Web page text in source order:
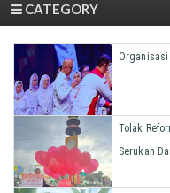
CATEGORY
Organisasi
Tolak
Serukan